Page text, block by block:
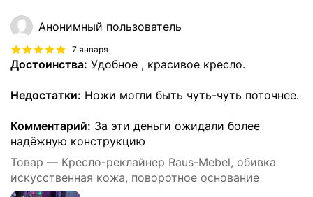
Анонимный пользователь
7 января
Достоинства: Удобное , красивое кресло.
Недостатки: Ножи могли быть чуть-чуть поточнее.
Комментарий: За эти деньги ожидали более
надёжную конструкцию
Товар — Кресло-реклайнер Raus-Mebel, обивка
искусственная кожа, поворотное основание